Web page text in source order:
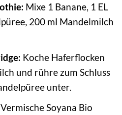
Mixe 1 Banane, 1 EL
200 ml Mandelmilch
Koche Haferflocken
und rühre zum Schluss
unter.
Vermische Soyana Bio